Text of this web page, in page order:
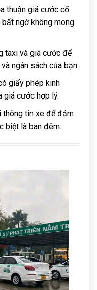
thuận giá cước cố
ngờ không mong
taxi và giá cước để
ngân sách của bạn.
giấy phép kinh
giá cước hợp lý.
thông tin xe để đảm
biệt là ban đêm.